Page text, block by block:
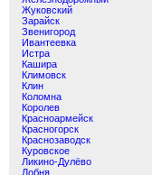
Жуковский
Зарайск
Звенигород
Ивантеевка
Истра
Кашира
Климовск
Клин
Коломна
Королев
Красноармейск
Красногорск
Краснозаводск
Куровское
Ликино-Дулёво
Лобня